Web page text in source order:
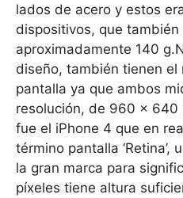
lados de acero y estos
dispositivos, que también
aproximadamente 140
diseño, también tienen el
pantalla ya que ambos
resolución, de 960 x 640
fue el iPhone 4 que en
término pantalla ‘Retina’,
la gran marca para
píxeles tiene altura